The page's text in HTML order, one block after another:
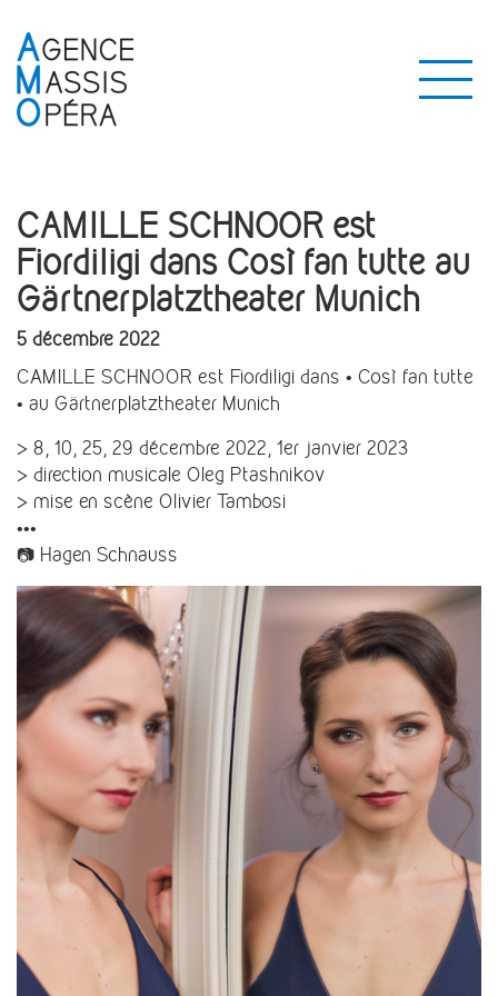
CAMILLE SCHNOOR est
Fiordiligi dans Così fan tutte au
Gärtnerplatztheater Munich
5 décembre 2022
CAMILLE SCHNOOR est Fiordiligi dans • Così fan tutte
• au Gärtnerplatztheater Munich
> 8, 10, 25, 29 décembre 2022, 1er janvier 2023
> direction musicale Oleg Ptashnikov
> mise en scène Olivier Tambosi
•••
📷 Hagen Schnauss